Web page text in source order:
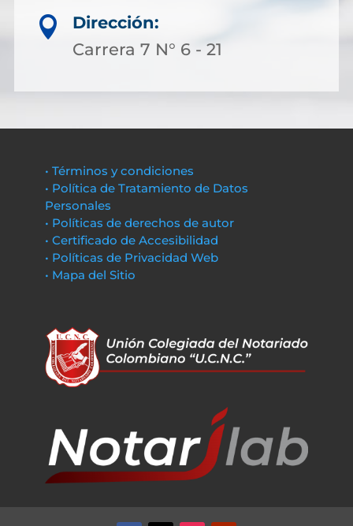

Dirección:
Carrera 7 N° 6 - 21
• Términos y condiciones
• Política de Tratamiento de Datos
Personales
• Políticas de derechos de autor
• Certificado de Accesibilidad
• Políticas de Privacidad Web
• Mapa del Sitio